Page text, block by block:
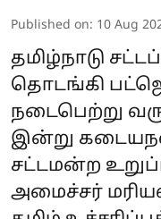
Published on: 10 Aug
தமிழ்நாடு
தொடங்கி
நடைபெற்று
இன்று
சட்டமன்ற
அமைச்சர்